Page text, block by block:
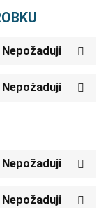
Nepožaduji
Nepožaduji
Nepožaduji
Nepožaduji